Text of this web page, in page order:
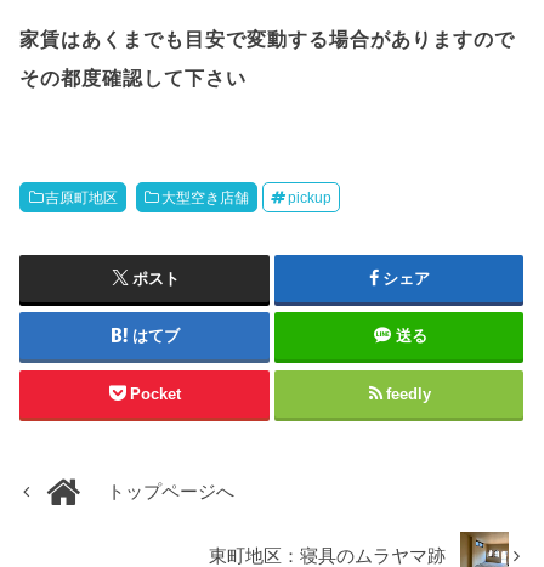
家賃はあくまでも目安で変動する場合がありますので
その都度確認して下さい
吉原町地区 大型空き店舗 pickup
ポスト シェア
はてブ 送る
Pocket feedly
トップページへ
東町地区：寝具のムラヤマ跡